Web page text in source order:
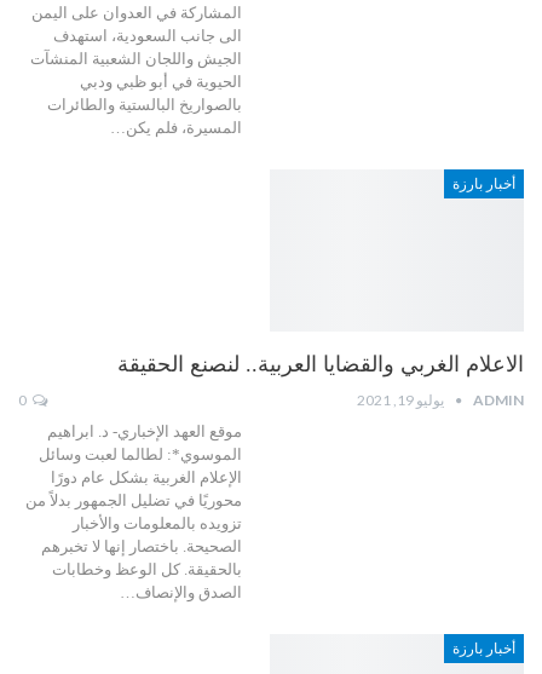
المشاركة في العدوان على اليمن
الى جانب السعودية، استهدف
الجيش واللجان الشعبية المنشآت
الحيوية في أبو ظبي ودبي
بالصواريخ البالستية والطائرات
المسيرة، فلم يكن…
أخبار بارزة
الاعلام الغربي والقضايا العربية.. لنصنع الحقيقة
ADMIN يوليو 19, 2021
موقع العهد الإخباري- د. ابراهيم
الموسوي*: لطالما لعبت وسائل
الإعلام الغربية بشكل عام دورًا
محوريًا في تضليل الجمهور بدلاً من
تزويده بالمعلومات والأخبار
الصحيحة. باختصار إنها لا تخبرهم
بالحقيقة. كل الوعظ وخطابات
الصدق والإنصاف…
أخبار بارزة